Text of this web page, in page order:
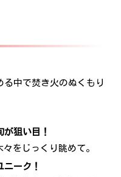
中で焚き火のぬくもり
狙い目！
をじっくり眺めて。
ーク！